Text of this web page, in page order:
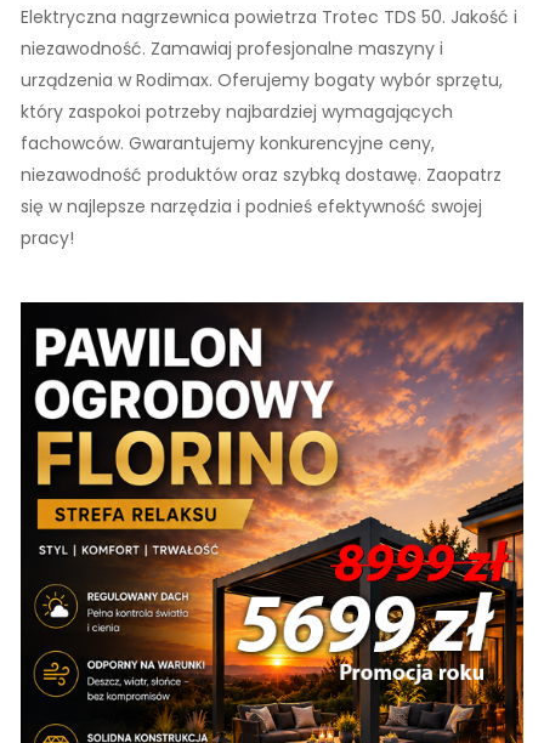
Elektryczna nagrzewnica powietrza Trotec TDS 50. Jakość i
niezawodność. Zamawiaj profesjonalne maszyny i
urządzenia w Rodimax. Oferujemy bogaty wybór sprzętu,
który zaspokoi potrzeby najbardziej wymagających
fachowców. Gwarantujemy konkurencyjne ceny,
niezawodność produktów oraz szybką dostawę. Zaopatrz
się w najlepsze narzędzia i podnieś efektywność swojej
pracy!